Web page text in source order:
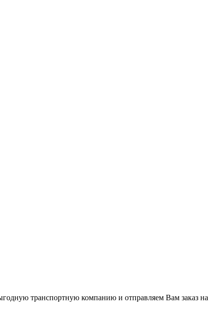
транспортную компанию и отправляем Вам заказ на